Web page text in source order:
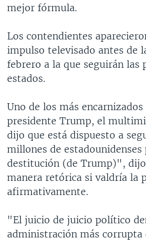
mejor fórmula.
Los contendientes
impulso televisado antes de
febrero a la que seguirán las
estados.
Uno de los más
presidente Trump, el
dijo que está dispuesto a
millones de estadounidenses
destitución (de Trump)",
manera retórica si valdría la
afirmativamente.
"El juicio de juicio político
administración más corrupta